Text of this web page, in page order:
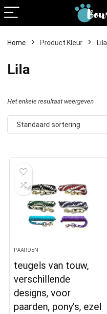
Home Product Kleur Lila
Lila
Het enkele resultaat weergeven
Standaard sortering
PAARDEN
teugels van touw,
verschillende
designs, voor
paarden, pony’s, ezel